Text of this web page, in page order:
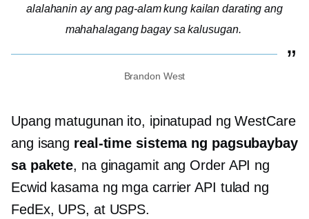
alalahanin ay ang pag-alam kung kailan darating ang
mahahalagang bagay sa kalusugan.
Brandon West
Upang matugunan ito, ipinatupad ng WestCare
ang isang real-time sistema ng pagsubaybay
sa pakete, na ginagamit ang Order API ng
Ecwid kasama ng mga carrier API tulad ng
FedEx, UPS, at USPS.